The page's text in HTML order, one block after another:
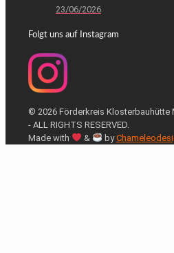
23/06/2026
Folgt uns auf Instagram
© 2026 Förderkreis Klosterbauhütte
- ALL RIGHTS RESERVED.
Made with
& by